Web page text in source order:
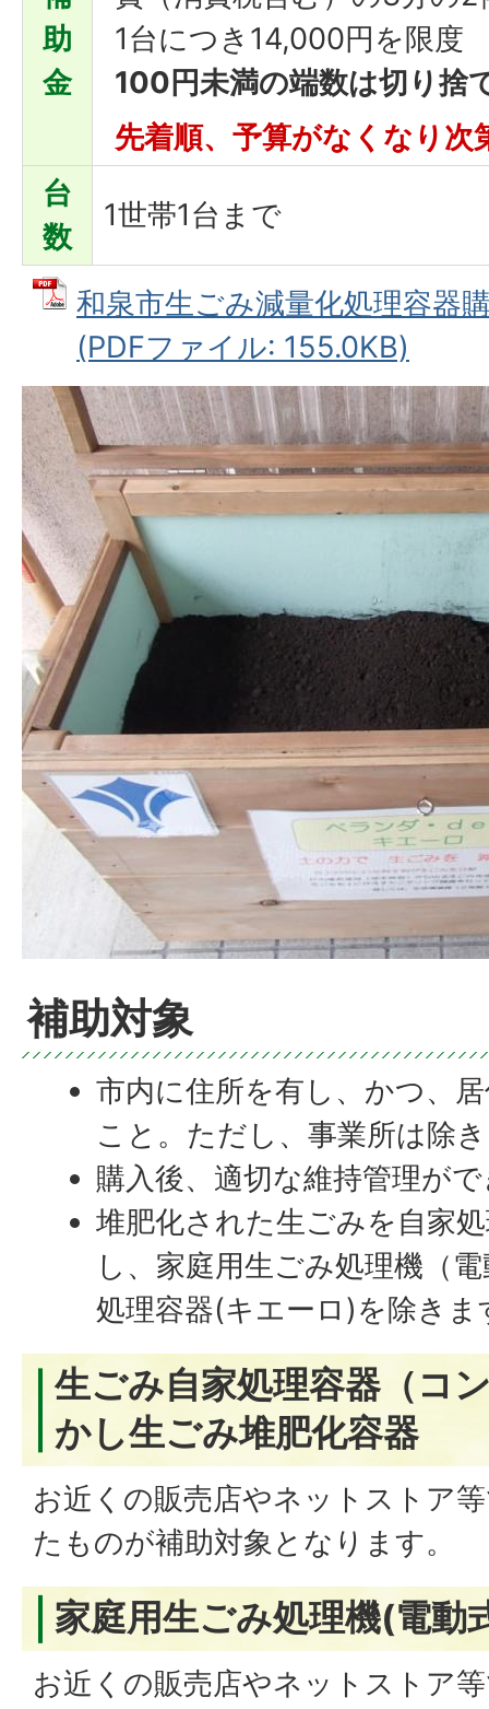
助
金
1台につき14,000円を限度
100円未満の端数は切り捨
先着順、予算がな くなり次
台
数
1世帯1台まで
和泉市生ごみ減量化処理容器
(PDFファイル: 155.0KB)
補助対象
市内に住所を有し、かつ、
こと。ただし、事業所は除
購入後、適切な維持管理が
堆肥化された生ごみを自家
し、家庭用生ごみ処理機（
処理容器(キエーロ)を除きま
生ごみ自家処理容器（コ
かし生ごみ堆肥化容器
お近くの販売店やネットストア
たものが補助対象となります。
家庭用生ごみ処理機(電動
お近くの販売店やネットストア